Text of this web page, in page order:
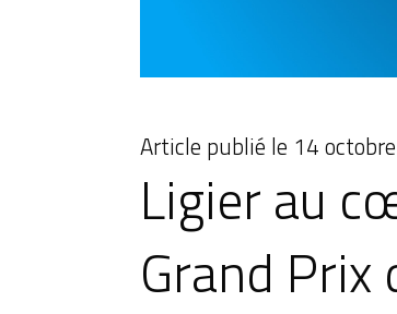
Article publié le 14
Ligier au
Grand Prix